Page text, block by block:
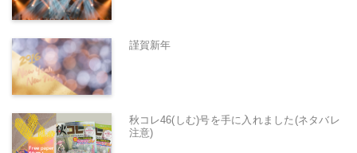
謹賀新年
秋コレ46(しむ)号を手に入れました(ネタバレ
注意)